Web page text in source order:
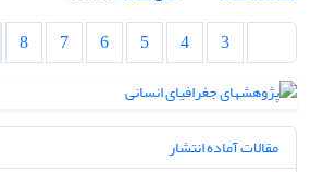
3
4
5
6
7
8
مقالات آماده انتشار